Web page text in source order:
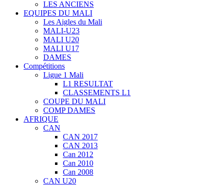
LES ANCIENS
EQUIPES DU MALI
Les Aigles du Mali
MALI-U23
MALI U20
MALI U17
DAMES
Compétitions
Ligue 1 Mali
L1 RESULTAT
CLASSEMENTS L1
COUPE DU MALI
COMP DAMES
AFRIQUE
CAN
CAN 2017
CAN 2013
Can 2012
Can 2010
Can 2008
CAN U20